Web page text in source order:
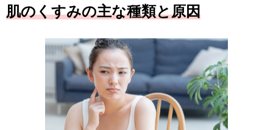
肌のくすみの主な種類と原因